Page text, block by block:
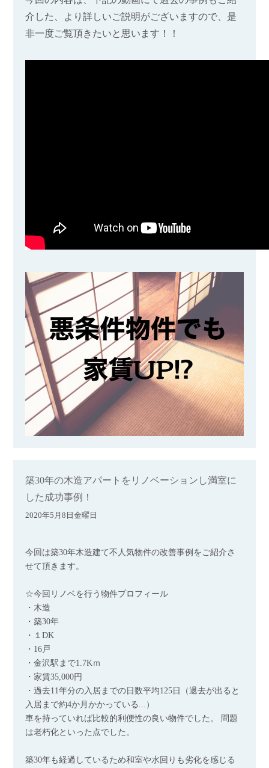
介した、より詳しいご説明がございますので、是
非一度ご覧頂きたいと思います！！
築30年の木造アパートをリノベーションし満室に
した成功事例！
2020年5月8日金曜日
今回は築30年木造建て不人気物件の改善事例をご紹介さ
せて頂きます。
☆今回リノベを行う物件プロフィール
・木造
・築30年
・１DK
・16戸
・金沢駅まで1.7Kｍ
・家賃35,000円
・過去11年分の入居までの日数平均125日（退去が出ると
入居まで約4か月かかっている...）
車を持っていれば比較的利便性の良い物件でした。 問題
は老朽化といった点でした。
築30年も経過しているため和室や水回りも劣化を感じる